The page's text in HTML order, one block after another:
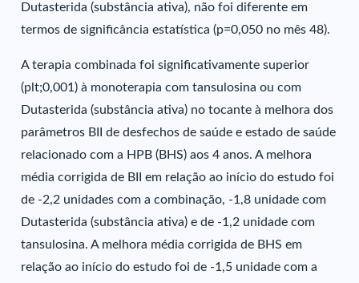
Dutasterida (substância ativa), não foi diferente em
termos de significância estatística (p=0,050 no mês 48).
A terapia combinada foi significativamente superior
(plt;0,001) à monoterapia com tansulosina ou com
Dutasterida (substância ativa) no tocante à melhora dos
parâmetros BII de desfechos de saúde e estado de saúde
relacionado com a HPB (BHS) aos 4 anos. A melhora
média corrigida de BII em relação ao início do estudo foi
de -2,2 unidades com a combinação, -1,8 unidade com
Dutasterida (substância ativa) e de -1,2 unidade com
tansulosina. A melhora média corrigida de BHS em
relação ao início do estudo foi de -1,5 unidade com a